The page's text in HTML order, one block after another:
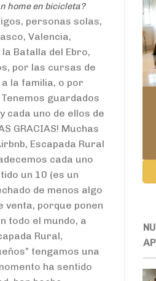
home en bicicleta?
personas solas,
Valencia,
Batalla del Ebro,
por las cursas de
la familia, o por
guardados
cada uno de ellos de
GRACIAS! Muchas
Escapada Rural
cada uno
un 10 (es un
de menos algo
venta, porque ponen
todo el mundo, a
Rural,
tengamos una
ha sentido